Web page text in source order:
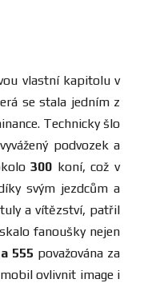
vlastní kapitolu v
se stala jedním z
Technicky šlo
podvozek a
300 koní, což v
svým jezdcům a
a vítězství, patřil
fanoušky nejen
555 považována za
ovlivnit image i